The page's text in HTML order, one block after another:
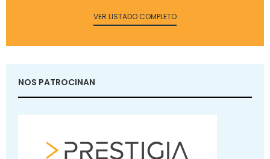
VER LISTADO COMPLETO
NOS PATROCINAN